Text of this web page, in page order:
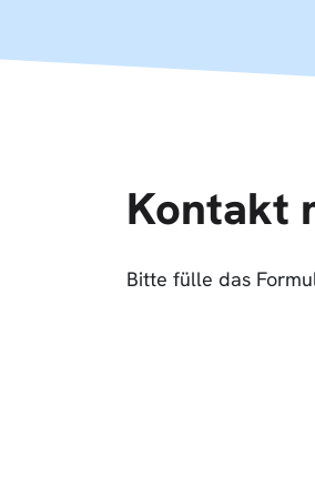
Kontakt
Bitte fülle das